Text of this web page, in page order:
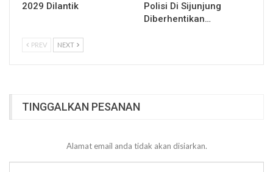
2029 Dilantik
Polisi Di Sijunjung
Diberhentikan…
PREV NEXT
TINGGALKAN PESANAN
Alamat email anda tidak akan disiarkan.